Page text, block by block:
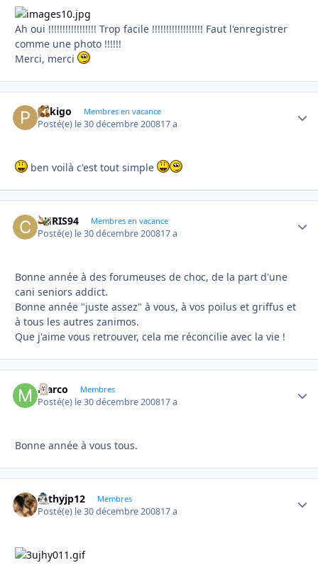
Ah oui !!!!!!!!!!!!!!!!! Trop facile !!!!!!!!!!!!!!!!!! Faut l'enregistrer
comme une photo !!!!!!
Merci, merci
pekigo Membres en vacance
Posté(e) le 30 décembre 200817 a
ben voilà c'est tout simple
CHRIS94 Membres en vacance
Posté(e) le 30 décembre 200817 a
Bonne année à des forumeuses de choc, de la part d'une
cani seniors addict.
Bonne année "juste assez" à vous, à vos poilus et griffus et
à tous les autres zanimos.
Que j'aime vous retrouver, cela me réconcilie avec la vie !
Marco Membres
Posté(e) le 30 décembre 200817 a
Bonne année à vous tous.
cathyjp12 Membres
Posté(e) le 30 décembre 200817 a